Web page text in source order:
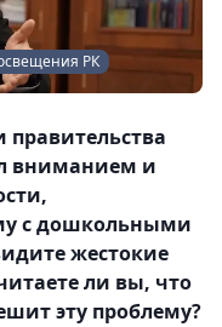
РК
вниманием и
с дошкольными
жестокие
ли вы, что
эту проблему?